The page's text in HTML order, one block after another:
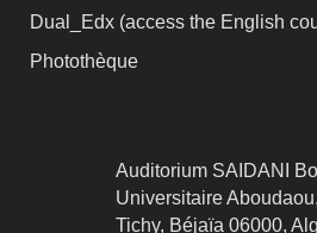
Dual_Edx (access the English
Photothèque
Auditorium SAIDANI
Universitaire
Tichy, Béjaïa 06000,